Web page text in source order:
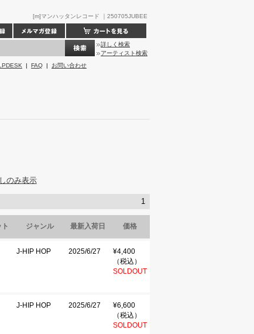
[m]マンハッタンレコード ｜250705JUBEE
詳しく検索
アーティスト検索
| FAQ | お問い合わせ
のみ表示
1
ジャンル 最新入荷日 価格
J-HIP HOP 2025/6/27
¥4,400
（税込）
SOLDOUT
J-HIP HOP 2025/6/27
¥6,600
（税込）
SOLDOUT